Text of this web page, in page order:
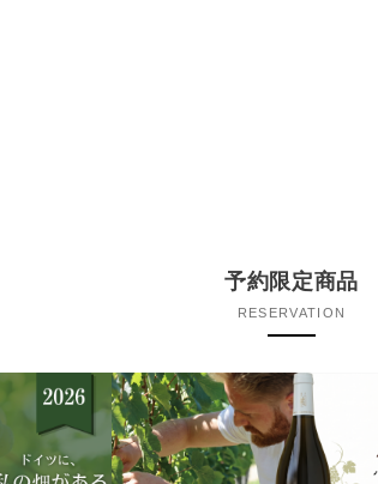
予約限定商品
RESERVATION